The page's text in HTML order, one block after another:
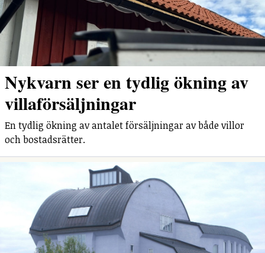
Nykvarn ser en tydlig ökning av
villaförsäljningar
En tydlig ökning av antalet försäljningar av både villor
och bostadsrätter.